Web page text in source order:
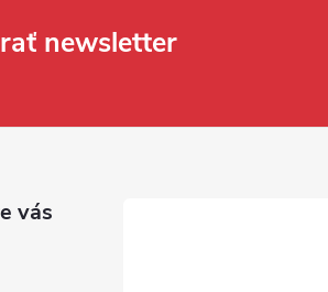
newsletter
vás